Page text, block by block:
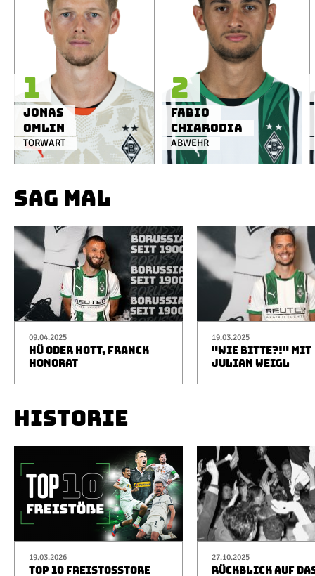
TORWART
Jonas
Omlin
1
ABWEHR
Fabio
Chiarodia
2
SAG MAL
09.04.2025
HÜ ODER HOTT, FRANCK
HONORAT
19.03.2025
"WIE BITTE?!" MIT
JULIAN WEIGL
HISTORIE
19.03.2026
TOP 10 FREISTOSSTORE
27.10.2025
RÜCKBLICK AUF